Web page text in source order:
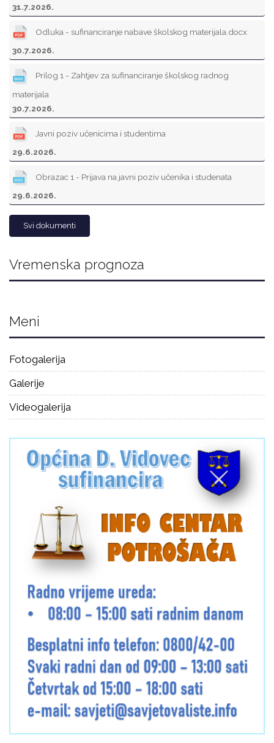
31.7.2026.
Odluka - sufinanciranje nabave školskog materijala.docx
30.7.2026.
Prilog 1 - Zahtjev za sufinanciranje školskog radnog
materijala
30.7.2026.
Javni poziv učenicima i studentima
29.6.2026.
Obrazac 1 - Prijava na javni poziv učenika i studenata
29.6.2026.
Svi dokumenti
Vremenska prognoza
Meni
Fotogalerija
Galerije
Videogalerija